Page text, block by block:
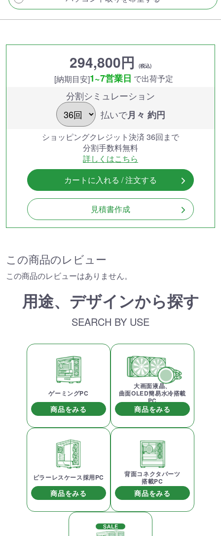
294,800円 (税込)
[納期目安]1~7営業日 で出荷予定
分割シミュレーション
払いで月々 約円
ショッピングクレジット決済 36回まで
分割手数料無料
詳しくはこちら
カートに入れる / 注文する
見積書作成
この商品のレビュー
この商品のレビューはありません。
用途、デザインから探す
SEARCH BY USE
ゲーミングPC
商品をみる
大画面液晶、
曲面OLED簡易水冷搭載
PC
商品をみる
ピラーレスケース採用PC
商品をみる
背面コネクタパーツ
搭載PC
商品をみる